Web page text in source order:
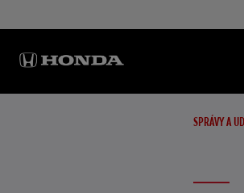
SPRÁVY A